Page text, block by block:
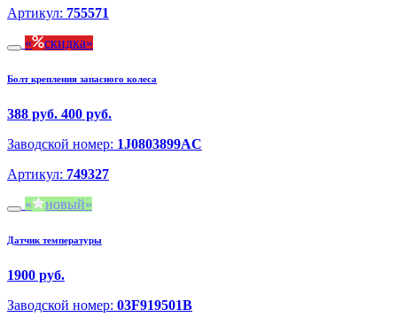
Артикул: 755571
скидка
Болт крепления запасного колеса
388 руб. 400 руб.
Заводской номер: 1J0803899AC
Артикул: 749327
новый
Датчик температуры
1900 руб.
Заводской номер: 03F919501B